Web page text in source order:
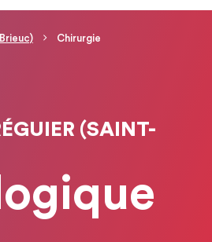
Chirurgie
(SAINT-